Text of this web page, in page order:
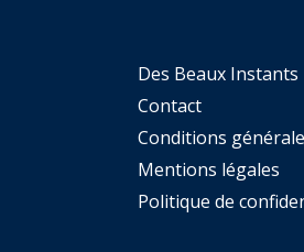
Des Beaux Instants
Contact
Conditions
Mentions légales
Politique de